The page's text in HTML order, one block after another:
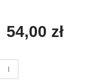
54,00 zł